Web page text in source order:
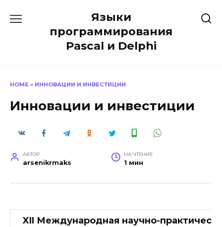
содержанию
Языки
программирования
Pascal и Delphi
HOME » ИННОВАЦИИ И ИНВЕСТИЦИИ
Инновации и инвестиции
АВТОР
arsenikrmaks
НА ЧТЕНИЕ
1 мин
XII Международная научно-